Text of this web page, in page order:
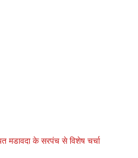
मडावदा के सरपंच से विशेष चर्चा